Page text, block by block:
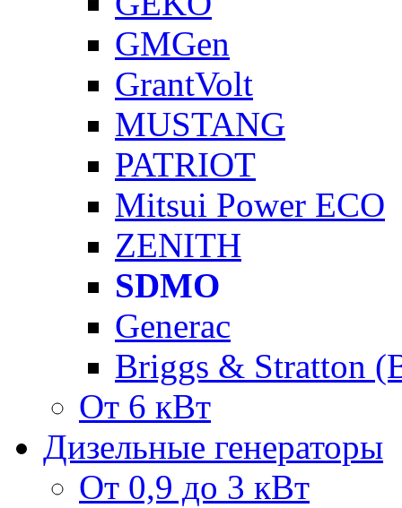
GMGen
GrantVolt
MUSTANG
PATRIOT
Mitsui Power ECO
ZENITH
SDMO
Generac
Briggs & Stratton
От 6 кВт
Дизельные генераторы
От 0,9 до 3 кВт